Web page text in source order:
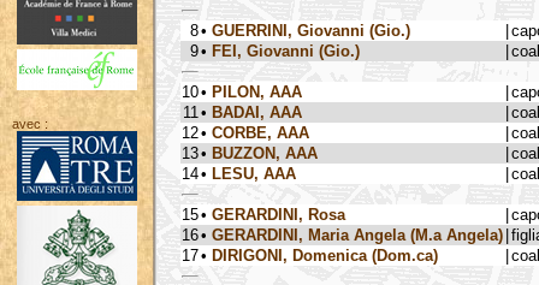
avec :
8• GUERRINI, Giovanni (Gio.)
9• FEI, Giovanni (Gio.)
10• PILON, AAA
11 • BADAI, AAA
12• CORBE, AAA
13• BUZZON, AAA
14• LESU, AAA
15• GERARDINI, Rosa
16• GERARDINI, Maria Angela (M.a Angela)
17• DIRIGONI, Domenica (Dom.ca)